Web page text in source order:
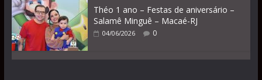
Théo 1 ano – Festas de aniversário –
Salamê Minguê – Macaé-RJ
04/06/2026 0